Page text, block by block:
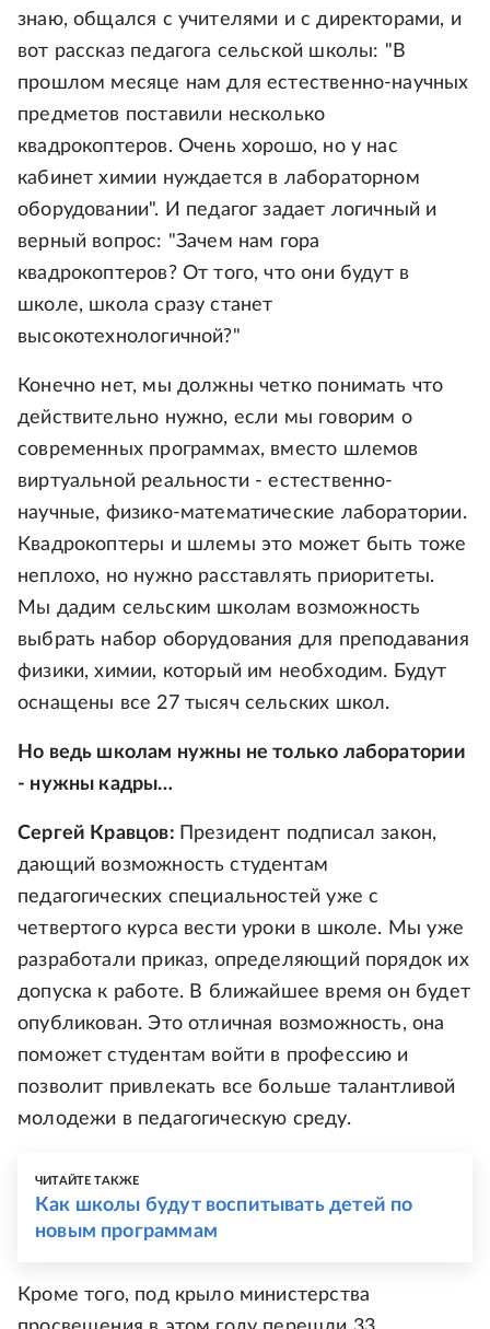
знаю, общался с учителями и с директорами, и
вот рассказ педагога сельской школы: "В
прошлом месяце нам для естественно-научных
предметов поставили несколько
квадрокоптеров. Очень хорошо, но у нас
кабинет химии нуждается в лабораторном
оборудовании". И педагог задает логичный и
верный вопрос: "Зачем нам гора
квадрокоптеров? От того, что они будут в
школе, школа сразу станет
высокотехнологичной?"
Конечно нет, мы должны четко понимать что
действительно нужно, если мы говорим о
современных программах, вместо шлемов
виртуальной реальности - естественно-
научные, физико-математические лаборатории.
Квадрокоптеры и шлемы это может быть тоже
неплохо, но нужно расставлять приоритеты.
Мы дадим сельским школам возможность
выбрать набор оборудования для преподавания
физики, химии, который им необходим. Будут
оснащены все 27 тысяч сельских школ.
Но ведь школам нужны не только лаборатории
- нужны кадры…
Сергей Кравцов:
Президент подписал закон,
дающий возможность студентам
педагогических специальностей уже с
четвертого курса вести уроки в школе. Мы уже
разработали приказ, определяющий порядок их
допуска к работе. В ближайшее время он будет
опубликован. Это отличная возможность, она
поможет студентам войти в профессию и
позволит привлекать все больше талантливой
молодежи в педагогическую среду.
ЧИТАЙТЕ ТАКЖЕ
Как школы будут воспитывать детей по
новым программам
Кроме того, под крыло министерства